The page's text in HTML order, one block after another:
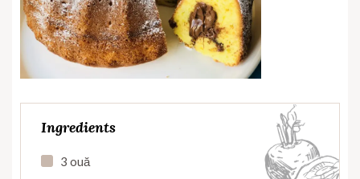
Ingredients
3 ouă